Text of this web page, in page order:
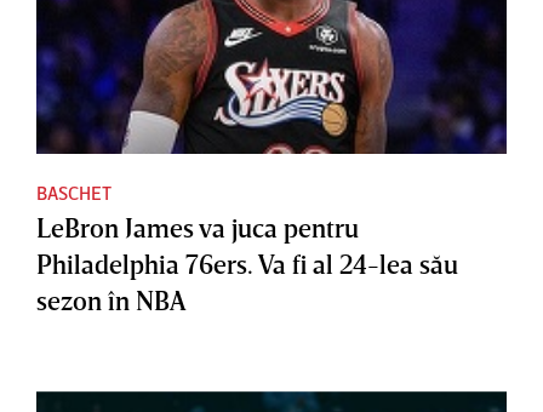
BASCHET
LeBron James va juca pentru
Philadelphia 76ers. Va fi al 24-lea său
sezon în NBA